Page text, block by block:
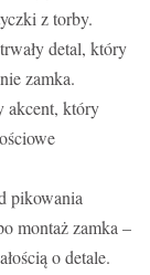
z torby.
detal, który
zamka.
akcent, który
pikowania
montaż zamka –
o detale.